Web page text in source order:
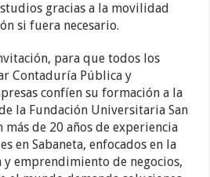
gracias a la movilidad
si fuera necesario.
para que todos los
Contaduría Pública y
confíen su formación a la
la Fundación Universitaria San
de 20 años de experiencia
en Sabaneta, enfocados en la
emprendimiento de negocios,